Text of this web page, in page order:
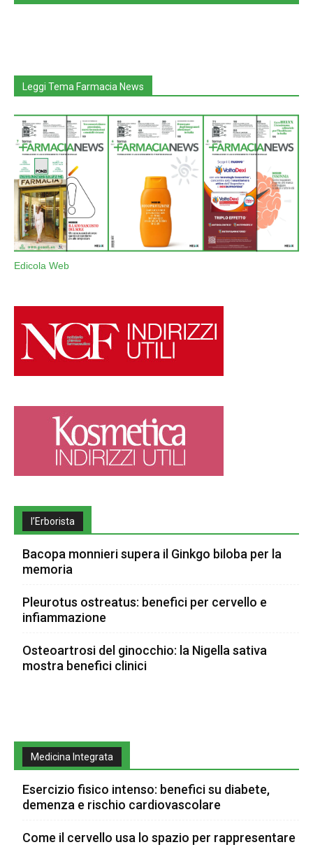
Leggi Tema Farmacia News
Edicola Web
l’Erborista
Bacopa monnieri supera il Ginkgo biloba per la
memoria
Pleurotus ostreatus: benefici per cervello e
infiammazione
Osteoartrosi del ginocchio: la Nigella sativa
mostra benefici clinici
Medicina Integrata
Esercizio fisico intenso: benefici su diabete,
demenza e rischio cardiovascolare
Come il cervello usa lo spazio per rappresentare